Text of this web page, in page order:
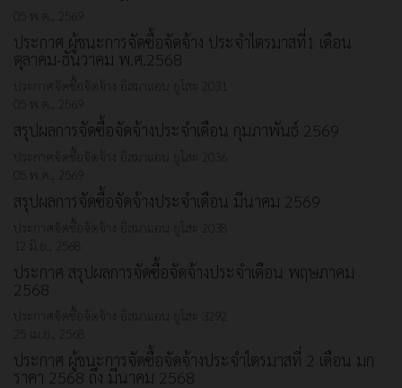
05 พ.ค., 2569
ประกาศ ผู้ชนะการจัดซื้อจัดจ้าง ประจำไตรมาสที่1 เดือน
ตุลาคม-ธันวาคม พ.ศ.2568
ประกาศจัดซื้อจัดจ้าง อิสมาแอน ยูโสะ
2031
05 พ.ค., 2569
สรุปผลการจัดซื้อจัดจ้างประจำเดือน กุมภาพันธ์ 2569
ประกาศจัดซื้อจัดจ้าง อิสมาแอน ยูโสะ
2036
05 พ.ค., 2569
สรุปผลการจัดซื้อจัดจ้างประจำเดือน มีนาคม 2569
ประกาศจัดซื้อจัดจ้าง อิสมาแอน ยูโสะ
2038
ประกาศ สรุปผลการจัดซื้อจัดจ้างประจำเดือน พฤษภาคม
2568
ประกาศจัดซื้อจัดจ้าง อิสมาแอน ยูโสะ
3292
ประกาศ ผู้ชนะการจัดซื้อจัดจ้างประจำไตรมาสที่ 2 เดือน มก
ราคา 2568 ถึง มีนาคม 2568